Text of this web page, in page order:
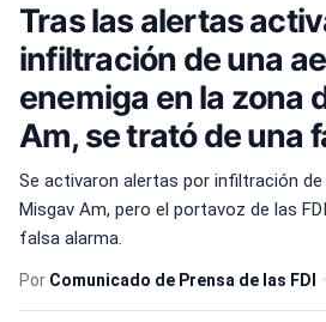
Tras las alertas
infiltración de una
enemiga en la zona
Am, se trató de una
Se activaron alertas por infiltración
Misgav Am, pero el portavoz de las
falsa alarma.
Por Comunicado de Prensa de las FDI •